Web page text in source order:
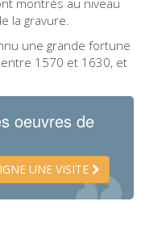
montrés au niveau
la gravure.
une grande fortune
1570 et 1630, et
oeuvres de
UNE VISITE